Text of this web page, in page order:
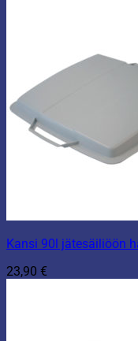
Kansi 90l jätesäiliöön
23,90 €